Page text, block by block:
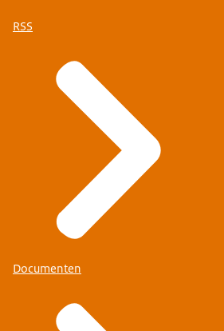
RSS
Documenten